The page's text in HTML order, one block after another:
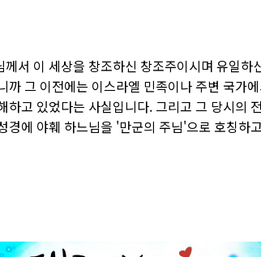
서 이 세상을 창조하신 창조주이시며 유일하
까 그 이전에는 이스라엘 민족이나 주변 국가
하고 있었다는 사실입니다. 그리고 그 당시의
경에 야훼 하느님을 '만군의 주님'으로 호칭하